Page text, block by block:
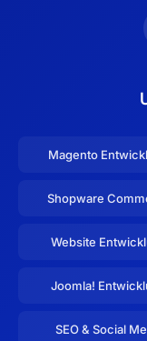
Magento
Shopware
Website
Joomla!
SEO & Social